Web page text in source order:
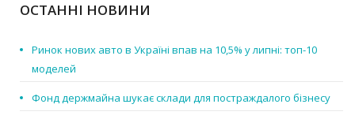
ОСТАННІ НОВИНИ
Ринок нових авто в Україні впав на 10,5% у липні: топ-10
моделей
Фонд держмайна шукає склади для постраждалого бізнесу